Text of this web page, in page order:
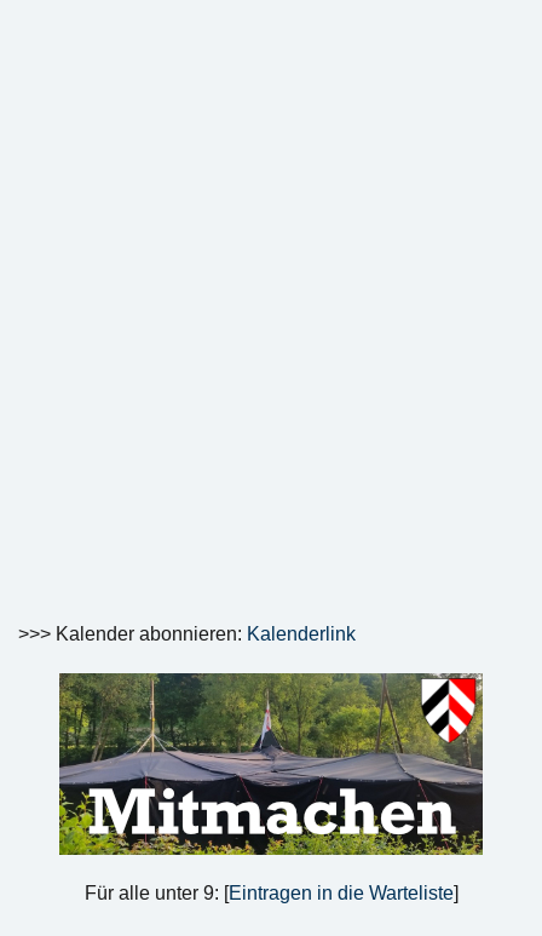
>>> Kalender abonnieren: Kalenderlink
Für alle unter 9: [Eintragen in die Warteliste]